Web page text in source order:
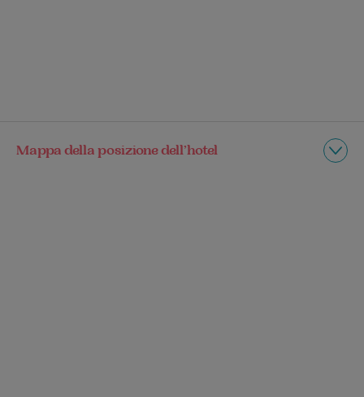
Mappa della posizione dell’hotel